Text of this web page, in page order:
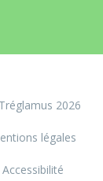
2026
légales
Accessibilité